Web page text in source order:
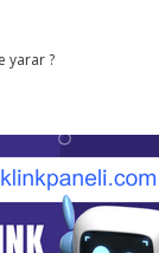
yarar ?